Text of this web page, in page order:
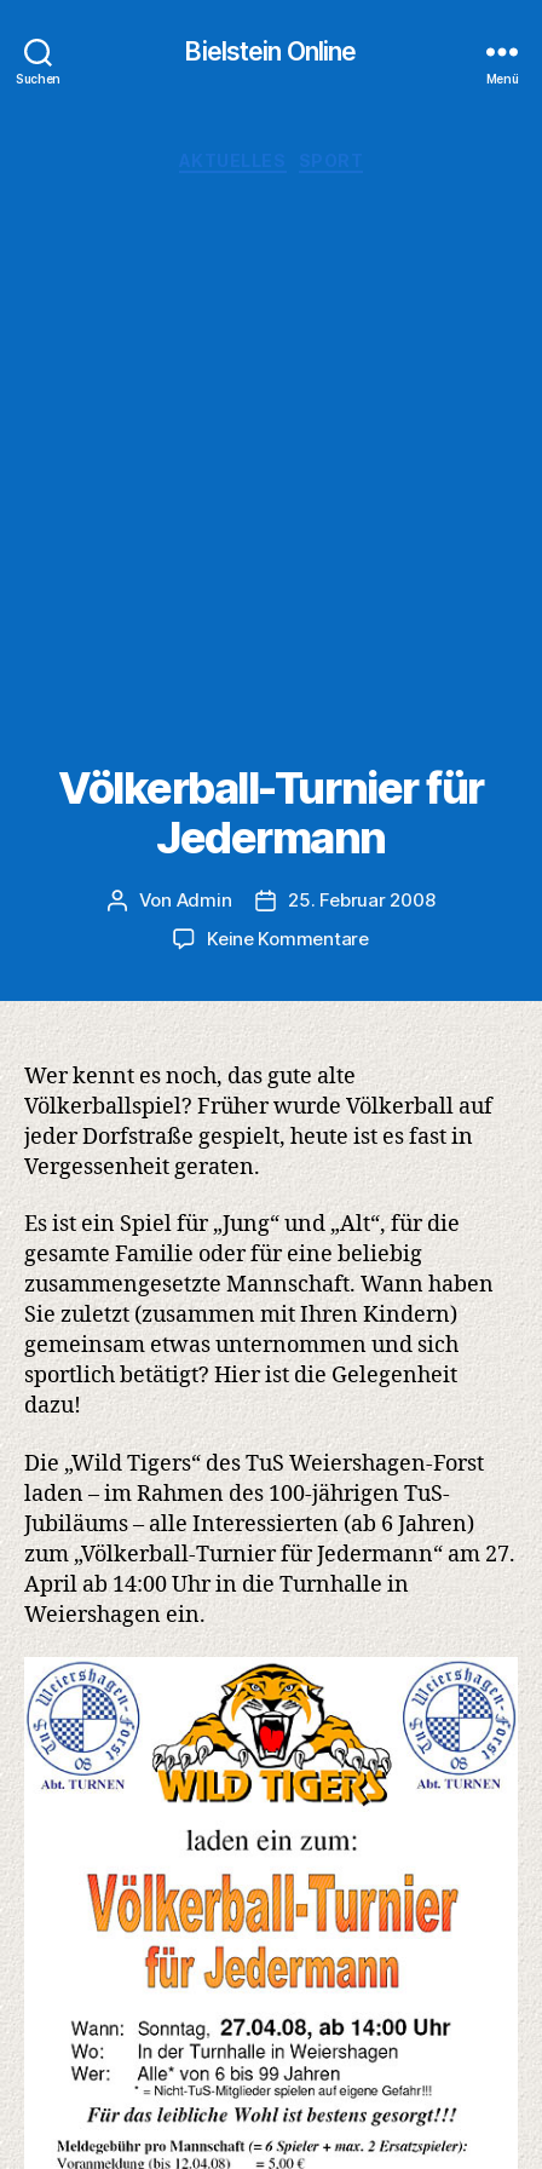
Suchen
Bielstein Online
Menü
Völkerball-Turnier für
Jedermann
Beitragsautor
Von Admin Veröffentlichungsdatum
25. Februar 2008
Keine Kommentarezu
Jedermann
Wer kennt es noch, das gute alte
Völkerballspiel? Früher wurde Völkerball auf
jeder Dorfstraße gespielt, heute ist es fast in
Vergessenheit geraten.
Es ist ein Spiel für „Jung“ und „Alt“, für die
gesamte Familie oder für eine beliebig
zusammengesetzte Mannschaft. Wann haben
Sie zuletzt (zusammen mit Ihren Kindern)
gemeinsam etwas unternommen und sich
sportlich betätigt? Hier ist die Gelegenheit
dazu!
Die „Wild Tigers“ des TuS Weiershagen-Forst
laden – im Rahmen des 100-jährigen TuS-
Jubiläums – alle Interessierten (ab 6 Jahren)
zum „Völkerball-Turnier für Jedermann“ am 27.
April ab 14:00 Uhr in die Turnhalle in
Weiershagen ein.